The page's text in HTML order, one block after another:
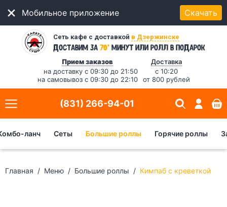
Мобильное приложение Скачать
Сеть кафе с доставкой в Дзержинске
Доставим за70* минутили ролл в подарок
Прием заказов
на доставку с 09:30 до 21:50
на самовывоз с 09:30 до 22:10
Доставка
с 10:20
от 800 рублей
(831) 266-94-01
ланч Сеты Большие роллы Горячие роллы
Главная Меню Большие роллы Кимпаб с креветкой